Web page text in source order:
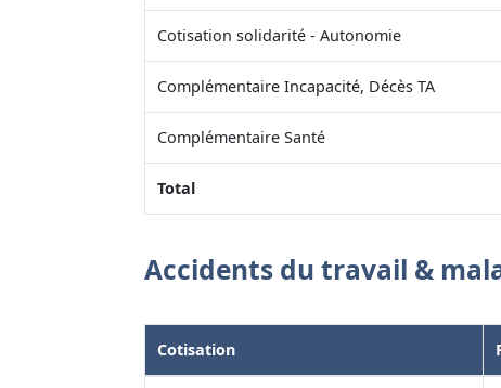
Cotisation solidarité - Autonomie
Complémentaire Incapacité, Décès TA
Complémentaire Santé
Total
Accidents du travail &
Cotisation